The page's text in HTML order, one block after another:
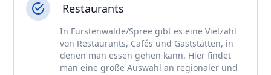
Restaurants
In Fürstenwalde/Spree gibt es eine Vielzahl
von Restaurants, Cafés und Gaststätten, in
denen man essen gehen kann. Hier findet
man eine große Auswahl an regionaler und